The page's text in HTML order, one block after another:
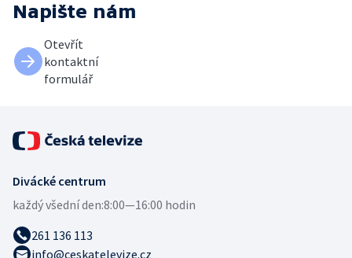
Napište nám
Otevřít
kontaktní
formulář
Divácké centrum
každý všední den:8:00—16:00 hodin
261 136 113
info@ceskatelevize.cz